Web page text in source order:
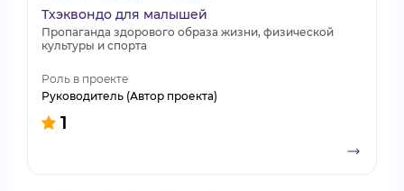
Тхэквондо для малышей
Пропаганда здорового образа жизни, физической
культуры и спорта
Роль в проекте
Руководитель (Автор проекта)
1